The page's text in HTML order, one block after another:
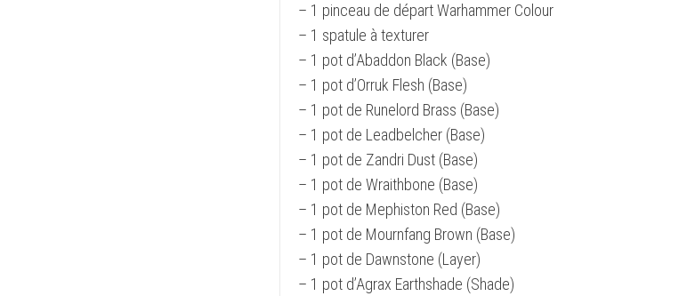
– 1 pinceau de départ Warhammer Colour
– 1 spatule à texturer
– 1 pot d’Abaddon Black (Base)
– 1 pot d’Orruk Flesh (Base)
– 1 pot de Runelord Brass (Base)
– 1 pot de Leadbelcher (Base)
– 1 pot de Zandri Dust (Base)
– 1 pot de Wraithbone (Base)
– 1 pot de Mephiston Red (Base)
– 1 pot de Mournfang Brown (Base)
– 1 pot de Dawnstone (Layer)
– 1 pot d’Agrax Earthshade (Shade)